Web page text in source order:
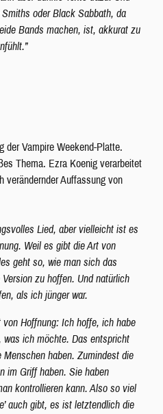
oder Black Sabbath, da
Bands machen, ist, akkurat zu
der Vampire Weekend-Platte.
Thema. Ezra Koenig verarbeitet
verändernder Auffassung von
Lied, aber vielleicht ist es
Weil es gibt die Art von
geht so, wie man sich das
zu hoffen. Und natürlich
als ich jünger war.
Hoffnung: Ich hoffe, ich habe
ich möchte. Das entspricht
haben. Zumindest die
im Griff haben. Sie haben
kontrollieren kann. Also so viel
auch gibt, es ist letztendlich die